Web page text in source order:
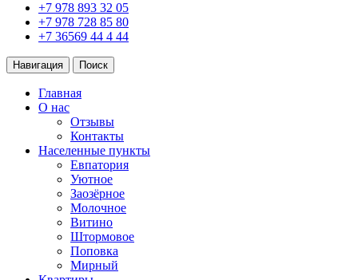
+7 978 893 32 05
+7 978 728 85 80
+7 36569 44 4 44
Навигация Поиск
Главная
О нас
Отзывы
Контакты
Населенные пункты
Евпатория
Уютное
Заозёрное
Молочное
Витино
Штормовое
Поповка
Мирный